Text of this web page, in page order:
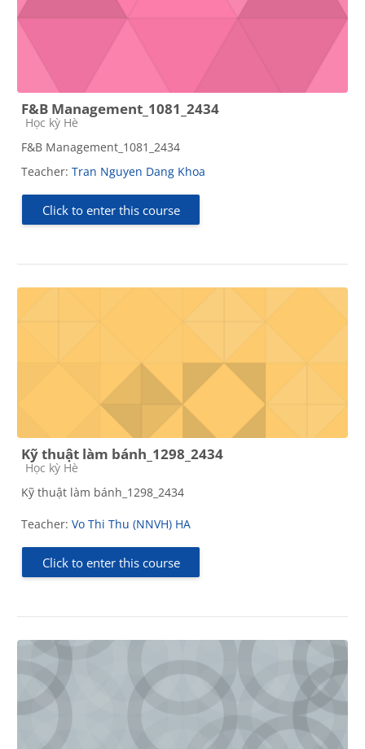
F&B Management_1081_2434
Course category
Học kỳ Hè
F&B Management_1081_2434
Teacher: Tran Nguyen Dang Khoa
Click to enter this course
Kỹ thuật làm bánh_1298_2434
Course category
Học kỳ Hè
Kỹ thuật làm bánh_1298_2434
Teacher: Vo Thi Thu (NNVH) HA
Click to enter this course